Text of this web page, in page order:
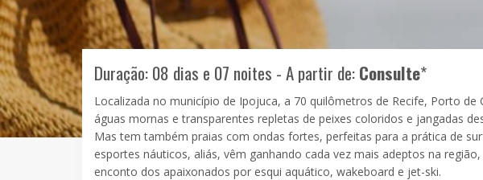
Duração: 08 dias e 07 noites - A partir de:Consulte*
Localizada no município de Ipojuca, a 70 quilômetros de Recife, Porto
águas mornas e transparentes repletas de peixes coloridos e jangadas
Mas tem também praias com ondas fortes, perfeitas para a prática de
esportes náuticos, aliás, vêm ganhando cada vez mais adeptos na
enconto dos apaixonados por esqui aquático, wakeboard e jet-ski.